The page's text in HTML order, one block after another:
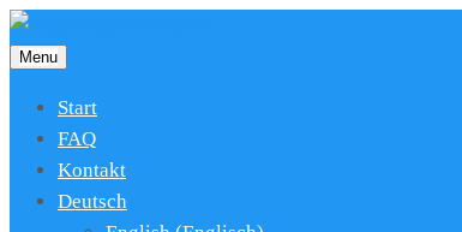
Menu
Start
FAQ
Kontakt
Deutsch